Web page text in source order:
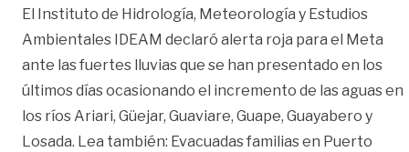
El Instituto de Hidrología, Meteorología y Estudios
Ambientales IDEAM declaró alerta roja para el Meta
ante las fuertes lluvias que se han presentado en los
últimos días ocasionando el incremento de las aguas en
los ríos Ariari, Güejar, Guaviare, Guape, Guayabero y
Losada. Lea también: Evacuadas familias en Puerto